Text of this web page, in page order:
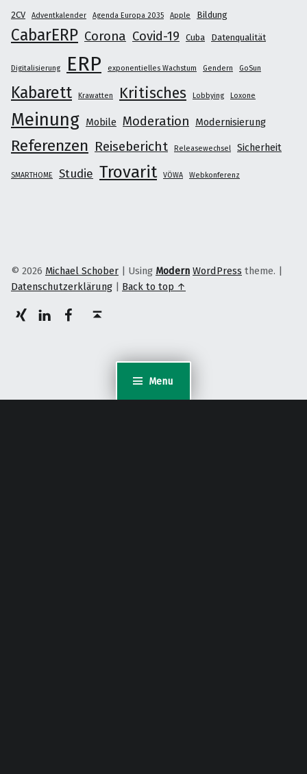
Menu
2CV Adventkalender Agenda Europa 2035 Apple Bildung
CabarERP Corona Covid-19 Cuba Datenqualität
Digitalisierung ERP exponentielles Wachstum Gendern GoSun
Kabarett Krawatten Kritisches Lobbying Loxone
Meinung Mobile Moderation Modernisierung
Referenzen Reisebericht Releasewechsel Sicherheit
SMARTHOME Studie Trovarit VÖWA Webkonferenz
© 2026 Michael Schober | Using Modern WordPress theme. |
Datenschutzerklärung | Back to top ↑